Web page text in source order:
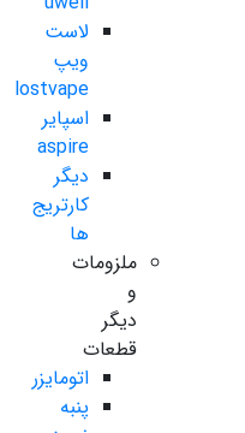
لاست
ویپ
lostvape
اسپایر
aspire
دیگر
کارتریج
ها
ملزومات
و
دیگر
قطعات
اتومایزر
پنبه